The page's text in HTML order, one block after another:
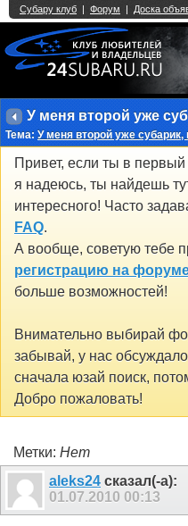
Тема: У меня второй уже
Привет, если ты в
я надеюсь, ты найдешь
интересного! Часто
FAQ.
А вообще, советую тебе
регистрацию на
больше возможностей!
Внимательно выбирай
забывай, у нас
сначала юзай поиск,
Добро пожаловать!
Метки: Нет
aleks24 сказал(-а):
01.07.2010 00:13
Single Sign
2 3 4 5 6 7 8 9 10 11 12 13 14
27 28 29 30 31 32 33 34